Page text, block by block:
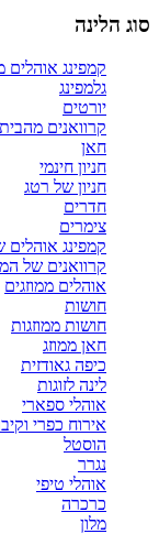
סוג הלינה
קמפינג אוהלים
גלמפינג
יורטים
קרוואנים מהבית
חאן
חניון חינמי
חניון של רטג
חדרים
צימרים
קמפינג
קרוואנים של
אוהלים ממוזגים
חושות
חושות ממוזגות
חאן ממוזג
כיפה גאודזית
לינה לזוגות
אוהלי ספארי
אירוח כפרי
הוסטל
נגרר
אוהלי טיפי
כרכרה
מלון